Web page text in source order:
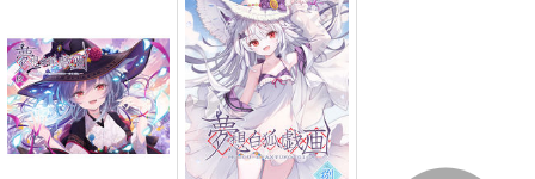
899円（税込）
オリジナル しずく
神座万象・第十四機
関
専売 3,144円 （税込）
オリジナル
サンプル
メレ・レタナグア
サンプル